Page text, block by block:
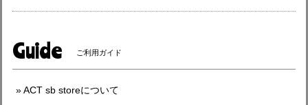
Guide ご利用ガイド
ACT sb storeについて